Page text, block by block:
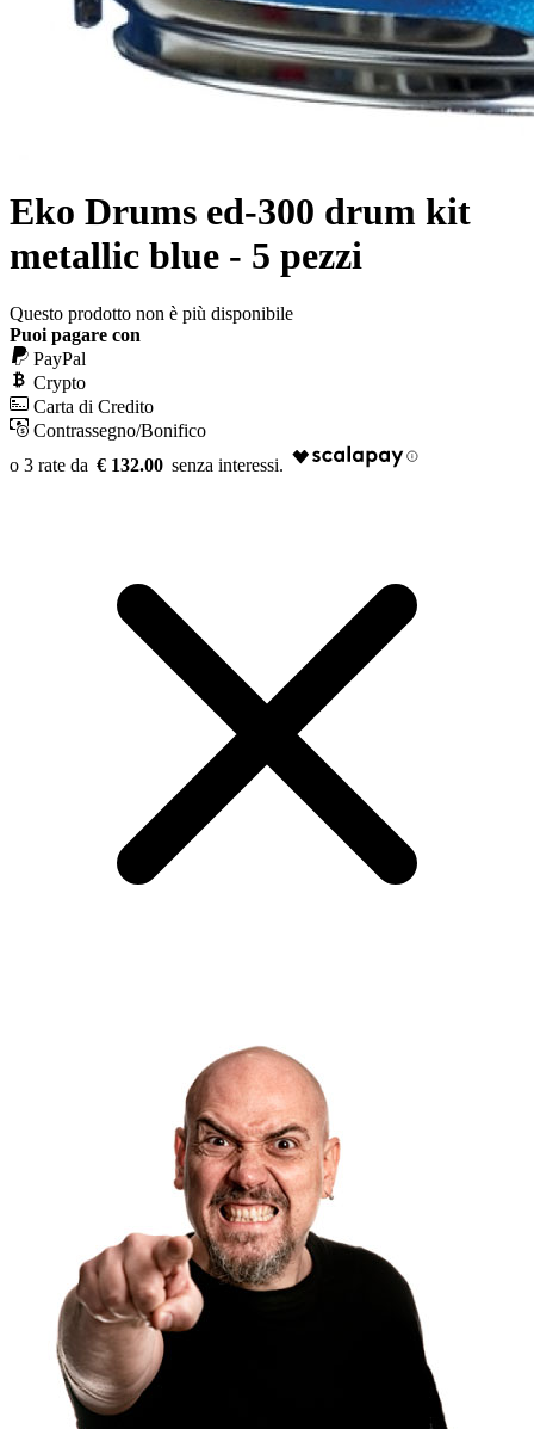
Eko Drums ed-300 drum kit
metallic blue - 5 pezzi
Questo prodotto non è più disponibile
Puoi pagare con
PayPal
Crypto
Carta di Credito
Contrassegno/Bonifico
€ 132.00